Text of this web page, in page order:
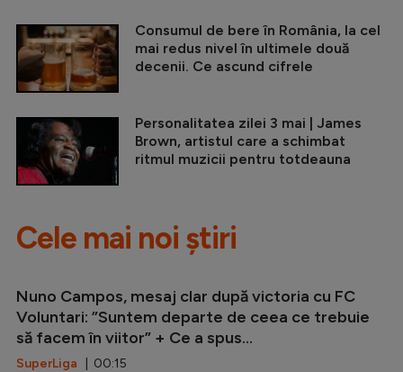
Consumul de bere în România, la cel
mai redus nivel în ultimele două
decenii. Ce ascund cifrele
Personalitatea zilei 3 mai | James
Brown, artistul care a schimbat
ritmul muzicii pentru totdeauna
Cele mai noi știri
Nuno Campos, mesaj clar după victoria cu FC
Voluntari: ”Suntem departe de ceea ce trebuie
să facem în viitor” + Ce a spus...
SuperLiga | 00:15